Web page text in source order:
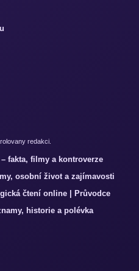
redakci.
fakta, filmy a kontroverze
osobní život a zajímavosti
čtení online | Průvodce
historie a polévka